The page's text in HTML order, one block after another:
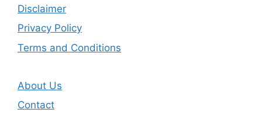
Disclaimer
Privacy Policy
Terms and Conditions
About Us
Contact